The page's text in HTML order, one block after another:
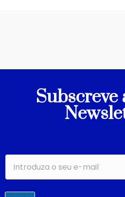
Subscreve